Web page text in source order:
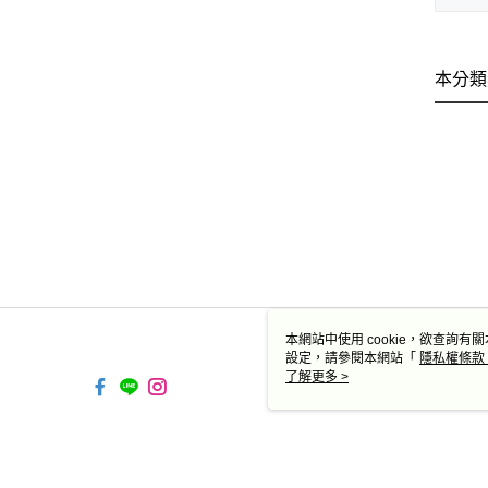
本分
本網站中使用 cookie，欲查詢有
設定，請參閱本網站「 隱私權條款
使用 cookie。
了解更多 >